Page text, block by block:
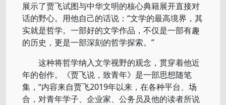
展示了贾飞试图与中华文明的核心典籍展开直接对
话的野心。用他自己的话说：“文学的最高境界，其
实就是哲学。一部好的文学作品，不仅是一部有趣
的历史，更是一部深刻的哲学探索。”
这种将哲学纳入文学视野的观念，贯穿着他近
年的创作。《贾飞说，致青年》是一部思想随笔
集，“内容来自贾飞2019年以来，在各种平台、场
合，对青年学子、企业家、公务员及他的读者所说